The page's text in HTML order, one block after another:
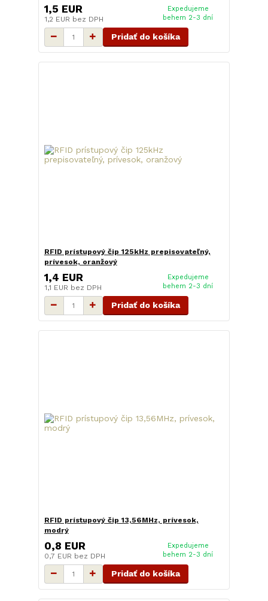
1,5 EUR
1,2 EUR bez DPH
Expedujeme
behem 2-3 dní
Pridať do košíka
RFID prístupový čip 125kHz prepisovateľný,
prívesok, oranžový
1,4 EUR
1,1 EUR bez DPH
Expedujeme
behem 2-3 dní
Pridať do košíka
RFID prístupový čip 13,56MHz, prívesok,
modrý
0,8 EUR
0,7 EUR bez DPH
Expedujeme
behem 2-3 dní
Pridať do košíka